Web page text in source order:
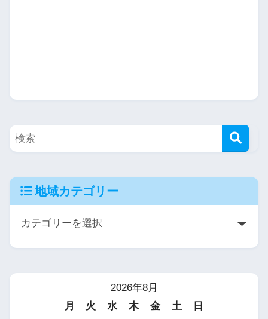
地域カテゴリー
2026年8月
月
火 水 木 金 土
日